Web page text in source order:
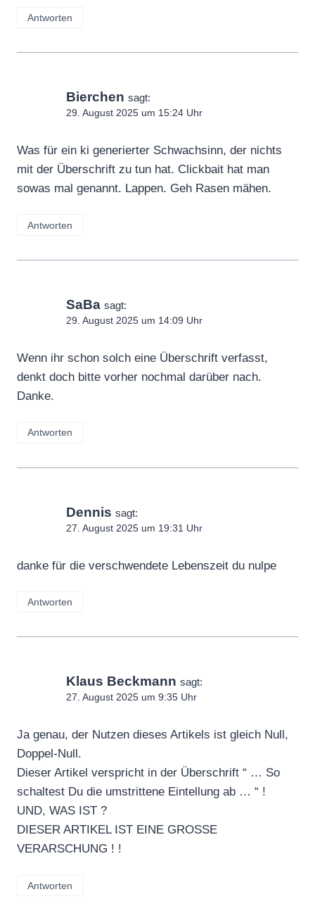
Antworten
Bierchen sagt:
29. August 2025 um 15:24 Uhr
Was für ein ki generierter Schwachsinn, der nichts
mit der Überschrift zu tun hat. Clickbait hat man
sowas mal genannt. Lappen. Geh Rasen mähen.
Antworten
SaBa sagt:
29. August 2025 um 14:09 Uhr
Wenn ihr schon solch eine Überschrift verfasst,
denkt doch bitte vorher nochmal darüber nach.
Danke.
Antworten
Dennis sagt:
27. August 2025 um 19:31 Uhr
danke für die verschwendete Lebenszeit du nulpe
Antworten
Klaus Beckmann sagt:
27. August 2025 um 9:35 Uhr
Ja genau, der Nutzen dieses Artikels ist gleich Null,
Doppel-Null.
Dieser Artikel verspricht in der Überschrift “ … So
schaltest Du die umstrittene Eintellung ab … “ !
UND, WAS IST ?
DIESER ARTIKEL IST EINE GROSSE
VERARSCHUNG ! !
Antworten